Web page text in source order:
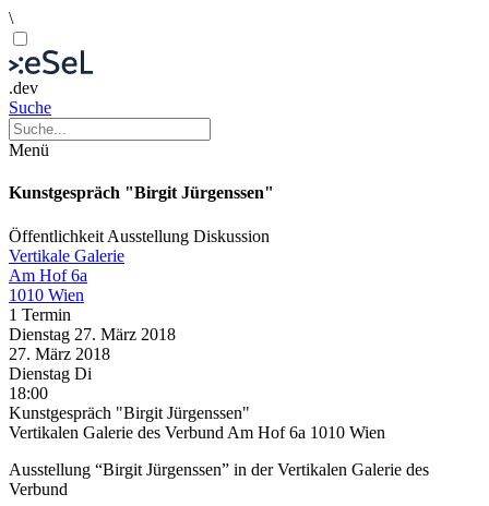
\
.dev
Suche
Menü
Kunstgespräch "Birgit Jürgenssen"
Öffentlichkeit Ausstellung Diskussion
Vertikale Galerie
Am Hof 6a
1010 Wien
1 Termin
Dienstag 27. März 2018
27. März 2018
Dienstag Di
18:00
Kunstgespräch "Birgit Jürgenssen"
Vertikalen Galerie des Verbund Am Hof 6a 1010 Wien
Ausstellung “Birgit Jürgenssen” in der Vertikalen Galerie des
Verbund